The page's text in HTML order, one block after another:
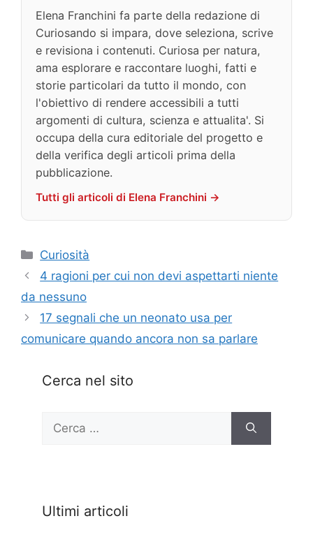
Elena Franchini fa parte della redazione di
Curiosando si impara, dove seleziona, scrive
e revisiona i contenuti. Curiosa per natura,
ama esplorare e raccontare luoghi, fatti e
storie particolari da tutto il mondo, con
l'obiettivo di rendere accessibili a tutti
argomenti di cultura, scienza e attualita'. Si
occupa della cura editoriale del progetto e
della verifica degli articoli prima della
pubblicazione.
Tutti gli articoli di Elena Franchini →
Categorie
Curiosità
4 ragioni per cui non devi aspettarti niente
da nessuno
17 segnali che un neonato usa per
comunicare quando ancora non sa parlare
Cerca nel sito
per:
Ultimi articoli